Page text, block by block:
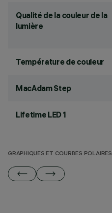
Qualité de la couleur de la
lumière
Température de couleur
MacAdam Step
Lifetime LED 1
GRAPHIQUES ET COURBES POLAIRES